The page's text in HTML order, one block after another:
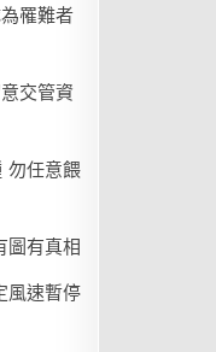
罹難者
交管資
勿任意餵
圖有真相
風速暫停